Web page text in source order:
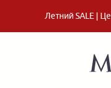
Летний SALE |